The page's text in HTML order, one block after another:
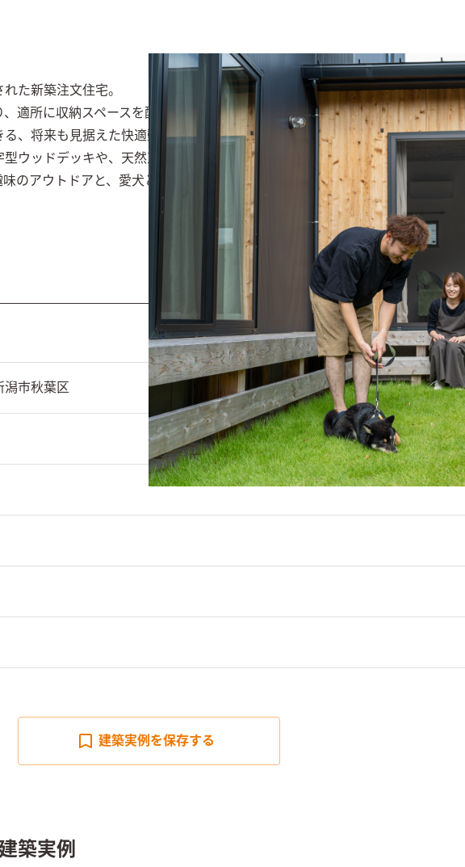
た新築注文住宅。
、適所に収納スペースを配置した、平屋のような２階建てのお住まい。
、将来も見据えた快適動線を実現しました。
型ウッドデッキや、天然芝を引き詰めたドッグラン兼用の庭、インナーテラス
のアウトドアと、愛犬との暮らしに寄り添った設計です。
潟市秋葉区
建築実例を保存する
築実例